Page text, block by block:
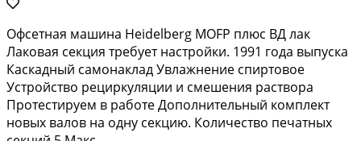
Офсетная машина Heidelberg MOFP плюс ВД лак
Лаковая секция требует настройки. 1991 года выпуска
Каскадный самонаклад Увлажнение спиртовое
Устройство рециркуляции и смешения раствора
Протестируем в работе Дополнительный комплект
новых валов на одну секцию. Количество печатных